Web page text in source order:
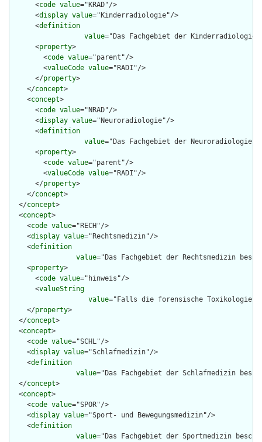
      <
code value="KRAD"/>
      <
display value="Kinderradiologie"/>
      <
definition
value="Das Fachgebiet der
      <
property>
        <
code value="parent"/>
        <
valueCode value="RADI"/>
      </
property>
    </
concept>
    <
concept>
      <
code value="NRAD"/>
      <
display value="Neuroradiologie"/>
      <
definition
value="Das Fachgebiet der
      <
property>
        <
code value="parent"/>
        <
valueCode value="RADI"/>
      </
property>
    </
concept>
  </
concept>
  <
concept>
    <
code value="RECH"/>
    <
display value="Rechtsmedizin"/>
    <
definition
value="Das Fachgebiet der Rechtsmedizin
    <
property>
      <
code value="hinweis"/>
      <
valueString
value="Falls die forensische Toxikologie
    </
property>
  </
concept>
  <
concept>
    <
code value="SCHL"/>
    <
display value="Schlafmedizin"/>
    <
definition
value="Das Fachgebiet der Schlafmedizin
  </
concept>
  <
concept>
    <
code value="SPOR"/>
    <
display value="Sport- und Bewegungsmedizin"/>
    <
definition
value="Das Fachgebiet der Sportmedizin